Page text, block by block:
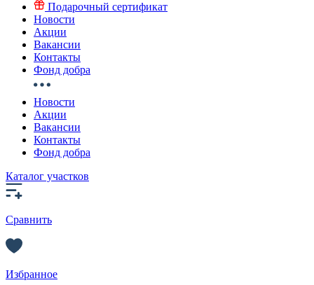
Подарочный сертификат
Новости
Акции
Вакансии
Контакты
Фонд добра
Новости
Акции
Вакансии
Контакты
Фонд добра
Каталог участков
Сравнить
Избранное